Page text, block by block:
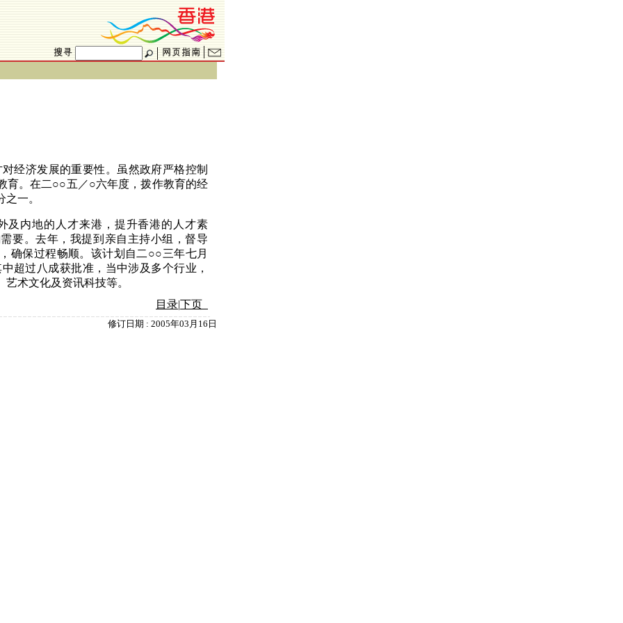
对经济发展的重要性。
虽然政府严格控制
育。在二○○五／○六年度，拨作教育的经
一。
及内地的人才来港，提升香港的人才素
要。去年，我提到亲自主持小组，督导
确保过程畅顺。该计划 自二○○三年七月
超过八成获批准，当中涉及多个行业，
术文化及资讯科技等。
目录|下页
修订日期 : 2005年03月16日